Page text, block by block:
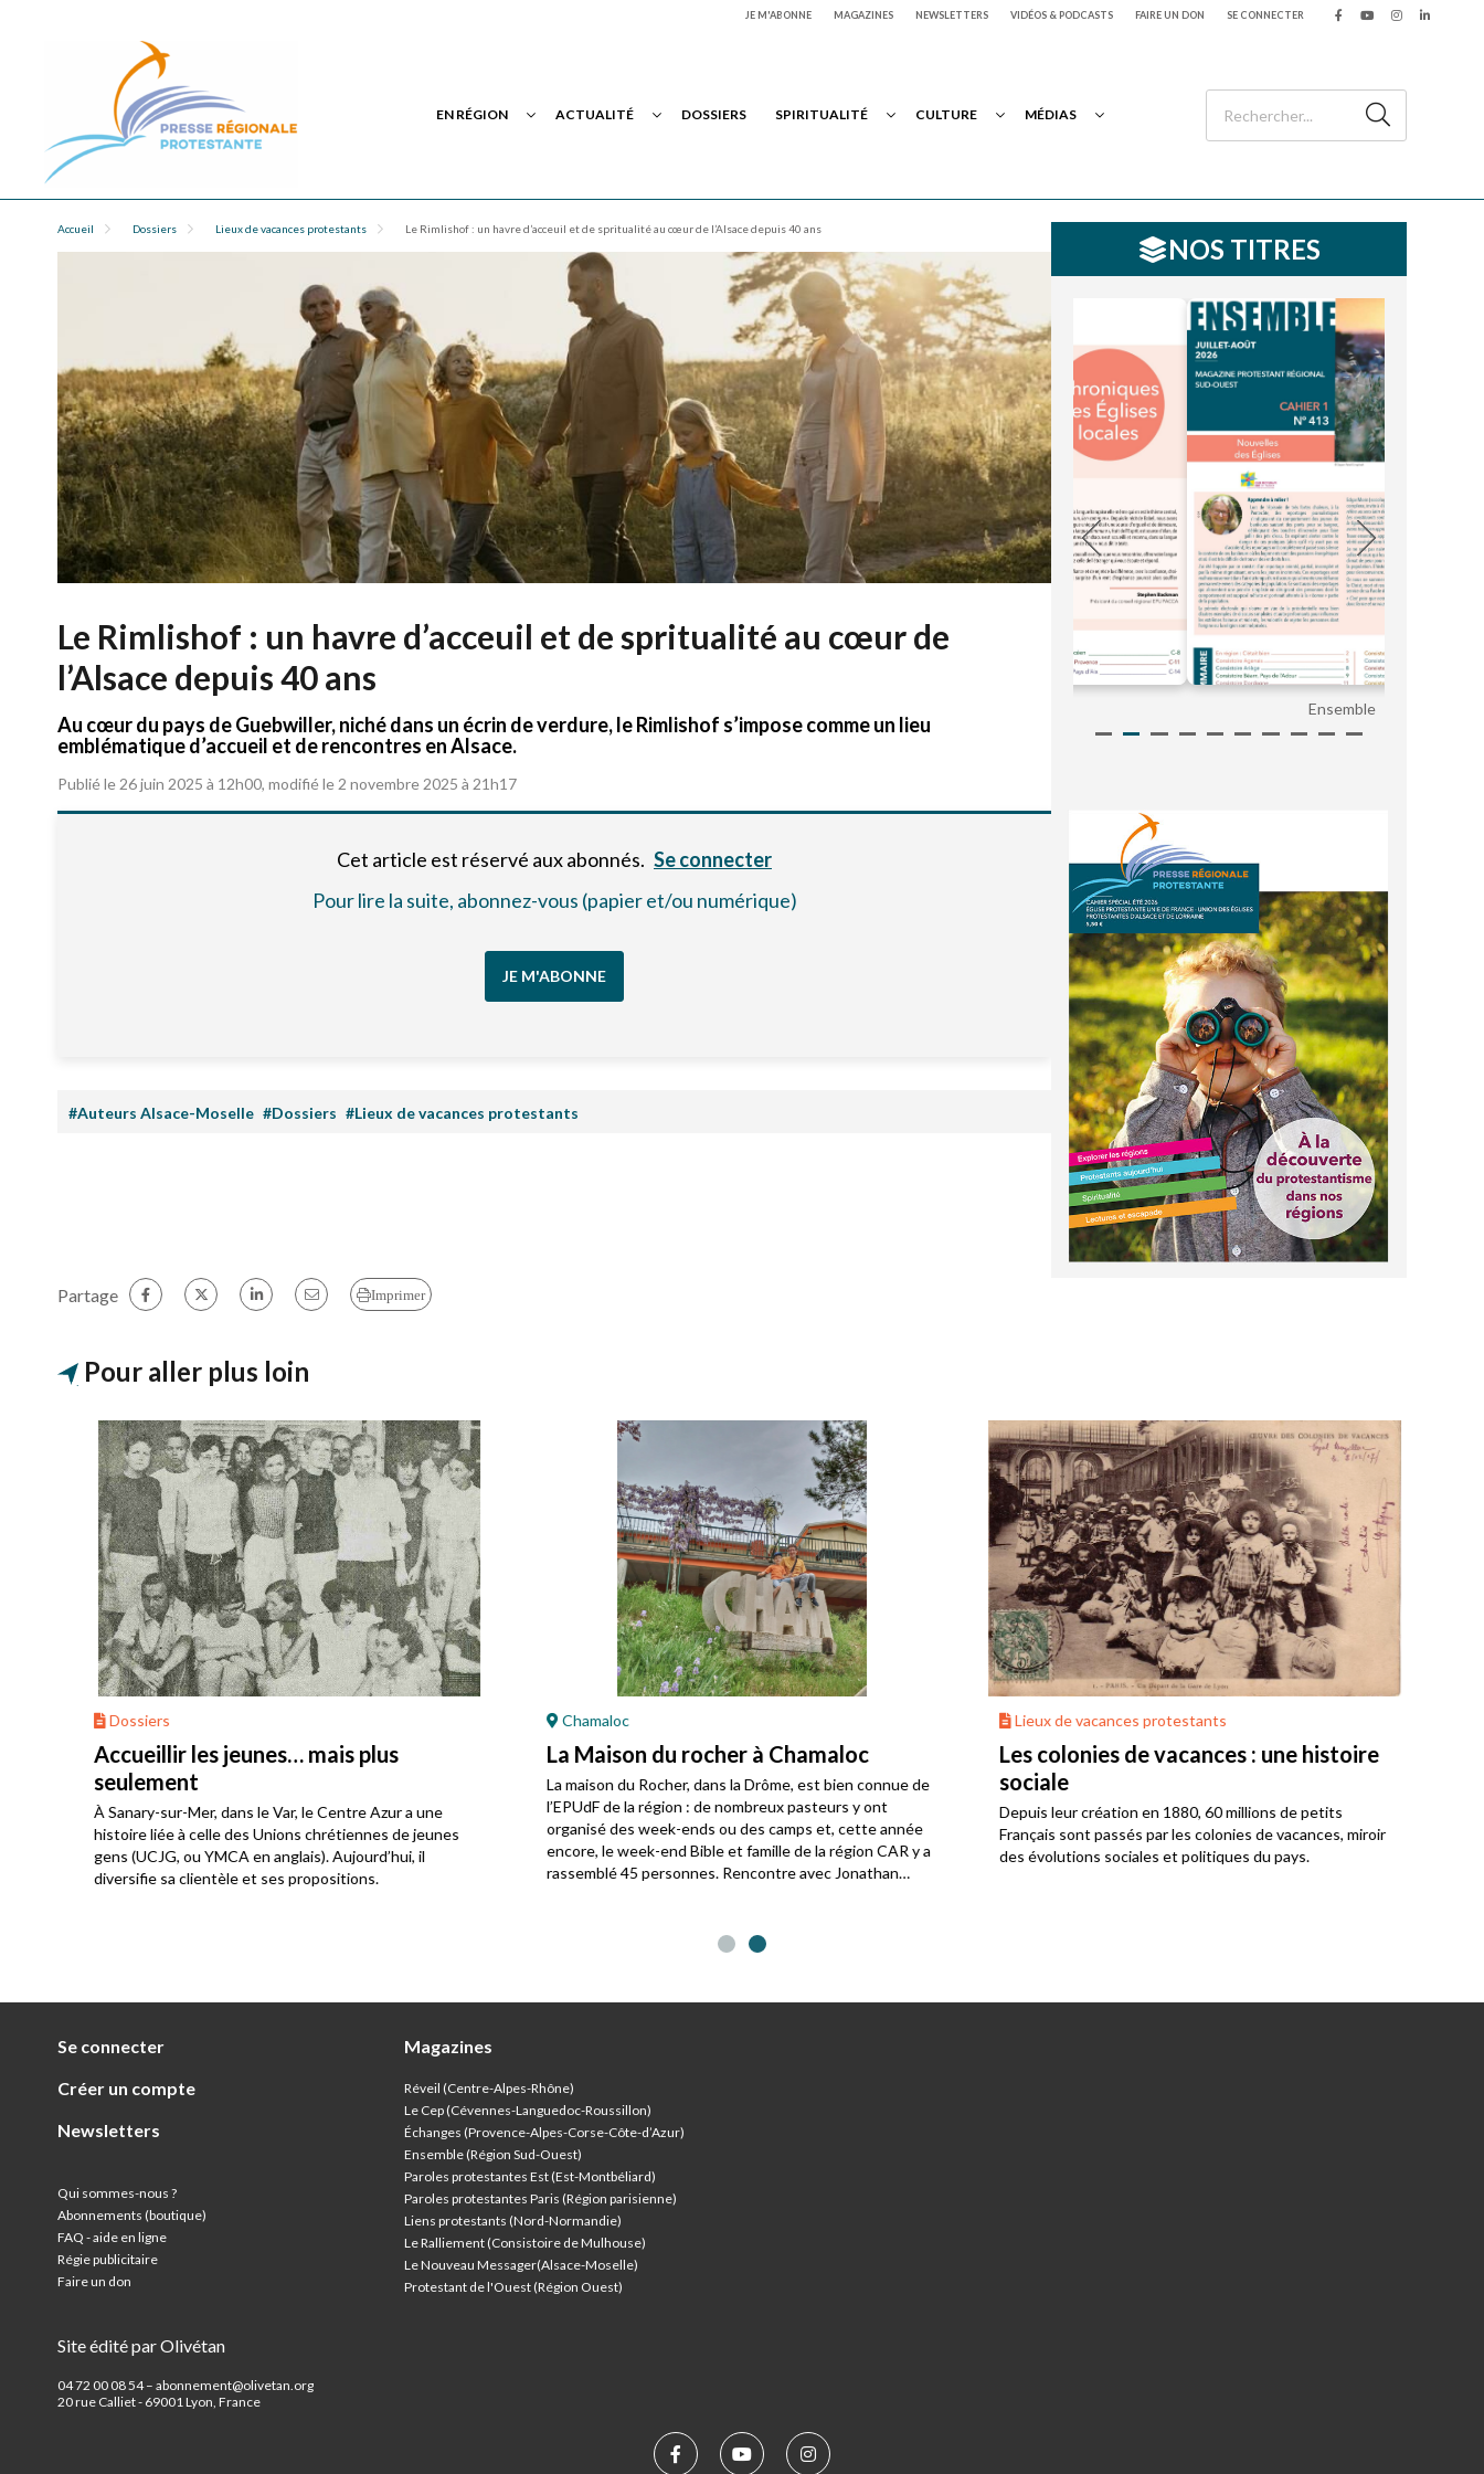
JE M'ABONNE MAGAZINES NEWSLETTERS VIDÉOS & PODCASTS FAIRE UN DON SE CONNECTER
EN RÉGION ACTUALITÉ DOSSIERS SPIRITUALITÉ CULTURE MÉDIAS
Accueil Dossiers Lieux de vacances protestants Le Rimlishof : un havre d’acceuil et de spritualité au cœur de l’Alsace depuis 40 ans
Le Rimlishof : un havre d’acceuil et de spritualité au cœur de
l’Alsace depuis 40 ans
Au cœur du pays de Guebwiller, niché dans un écrin de verdure, le Rimlishof s’impose comme un lieu
emblématique d’accueil et de rencontres en Alsace.
Publié le 26 juin 2025 à 12h00, modifié le 2 novembre 2025 à 21h17
Cet article est réservé aux abonnés. Se connecter
Pour lire la suite, abonnez-vous (papier et/ou numérique)
JE M'ABONNE
#Auteurs Alsace-Moselle #Dossiers #Lieux de vacances protestants
NOS TITRES
Partage Imprimer
Pour aller plus loin
Dossiers
Accueillir les jeunes… mais plus
seulement
À Sanary-sur-Mer, dans le Var, le Centre Azur a une
histoire liée à celle des Unions chrétiennes de jeunes
gens (UCJG, ou YMCA en anglais). Aujourd’hui, il
diversifie sa clientèle et ses propositions.
Chamaloc
La Maison du rocher à Chamaloc
La maison du Rocher, dans la Drôme, est bien connue de
l’EPUdF de la région : de nombreux pasteurs y ont
organisé des week-ends ou des camps et, cette année
encore, le week-end Bible et famille de la région CAR y a
rassemblé 45 personnes. Rencontre avec Jonathan
Lieux de vacances protestants
Les colonies de vacances : une histoire
sociale
Depuis leur création en 1880, 60 millions de petits
Français sont passés par les colonies de vacances, miroir
des évolutions sociales et politiques du pays.
Se connecter
Créer un compte
Newsletters
Qui sommes-nous ?
Abonnements (boutique)
FAQ - aide en ligne
Régie publicitaire
Faire un don
Site édité par Olivétan
04 72 00 08 54 – abonnement@olivetan.org
20 rue Calliet - 69001 Lyon, France
Magazines
Réveil (Centre-Alpes-Rhône)
Le Cep (Cévennes-Languedoc-Roussillon)
Échanges (Provence-Alpes-Corse-Côte-d’Azur)
Ensemble (Région Sud-Ouest)
Paroles protestantes Est (Est-Montbéliard)
Paroles protestantes Paris (Région parisienne)
Liens protestants (Nord-Normandie)
Le Ralliement (Consistoire de Mulhouse)
Le Nouveau Messager(Alsace-Moselle)
Protestant de l'Ouest (Région Ouest)